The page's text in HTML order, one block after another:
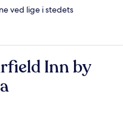
ved lige i stedets
Inn by